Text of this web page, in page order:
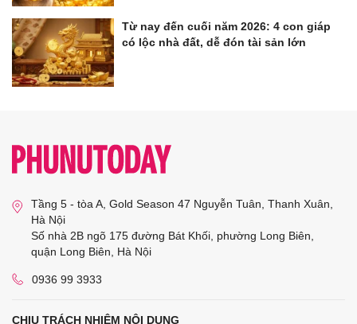
Từ nay đến cuối năm 2026: 4 con giáp
có lộc nhà đất, dễ đón tài sản lớn
Tầng 5 - tòa A, Gold Season 47 Nguyễn Tuân, Thanh Xuân,
Hà Nội
Số nhà 2B ngõ 175 đường Bát Khối, phường Long Biên,
quận Long Biên, Hà Nội
0936 99 3933
CHỊU TRÁCH NHIỆM NỘI DUNG